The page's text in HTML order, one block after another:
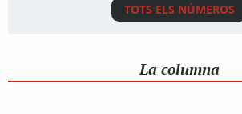
TOTS ELS NÚMEROS
La columna